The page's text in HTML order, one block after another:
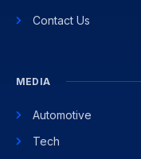
Contact Us
MEDIA
Automotive
Tech